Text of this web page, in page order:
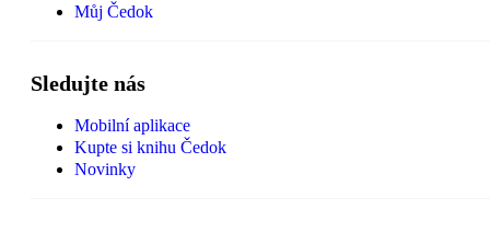
Můj Čedok
Sledujte nás
Mobilní aplikace
Kupte si knihu Čedok
Novinky